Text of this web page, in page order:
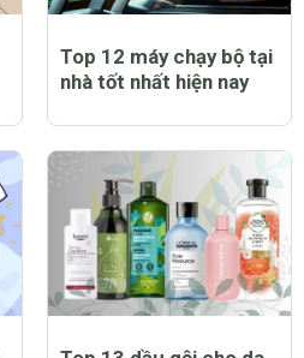
Top 12 máy chạy bộ tại
nhà tốt nhất hiện nay